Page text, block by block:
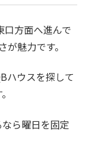
口方面へ進んで
魅力です。
ハウスを探して
ら曜日を固定